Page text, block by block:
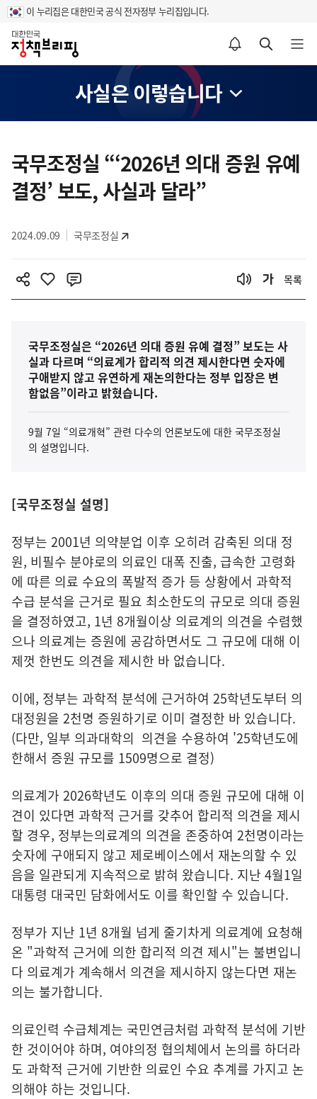
이 누리집은 대한민국 공식 전자정부 누리집입니다.
홈
알림설정 바로가기 검색 바로가기 메뉴 열기
사실은 이렇습니다
텐
츠
영
국무조정실 “‘2026년 의대 증원 유예
결정’ 보도, 사실과 달라”
2024.09.09 국무조정실
목록
국무조정실은 “2026년 의대 증원 유예 결정” 보도는 사
실과 다르며 “의료계가 합리적 의견 제시한다면 숫자에
구애받지 않고 유연하게 재논의한다는 정부 입장은 변
함없음”이라고 밝혔습니다.
9월 7일 “의료개혁” 관련 다수의 언론보도에 대한 국무조정실
의 설명입니다.
[국무조정실 설명]
정부는 2001년 의약분업 이후 오히려 감축된 의대 정
원, 비필수 분야로의 의료인 대폭 진출, 급속한 고령화
에 따른 의료 수요의 폭발적 증가 등 상황에서 과학적
수급 분석을 근거로 필요 최소한도의 규모로 의대 증원
을 결정하였고, 1년 8개월이상 의료계의 의견을 수렴했
으나 의료계는 증원에 공감하면서도 그 규모에 대해 이
제껏 한번도 의견을 제시한 바 없습니다.
이에, 정부는 과학적 분석에 근거하여 25학년도부터 의
대정원을 2천명 증원하기로 이미 결정한 바 있습니다.
(다만, 일부 의과대학의 의견을 수용하여 '25학년도에
한해서 증원 규모를 1509명으로 결정)
의료계가 2026학년도 이후의 의대 증원 규모에 대해 이
견이 있다면 과학적 근거를 갖추어 합리적 의견을 제시
할 경우, 정부는의료계의 의견을 존중하여 2천명이라는
숫자에 구애되지 않고 제로베이스에서 재논의할 수 있
음을 일관되게 지속적으로 밝혀 왔습니다. 지난 4월1일
대통령 대국민 담화에서도 이를 확인할 수 있습니다.
정부가 지난 1년 8개월 넘게 줄기차게 의료계에 요청해
온 "과학적 근거에 의한 합리적 의견 제시"는 불변입니
다 의료계가 계속해서 의견을 제시하지 않는다면 재논
의는 불가합니다.
의료인력 수급체계는 국민연금처럼 과학적 분석에 기반
한 것이어야 하며, 여야의정 협의체에서 논의를 하더라
도 과학적 근거에 기반한 의료인 수요 추계를 가지고 논
의해야 하는 것입니다.